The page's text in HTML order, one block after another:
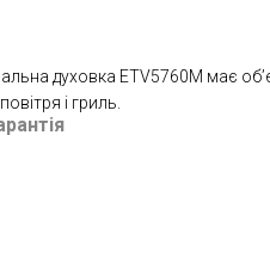
духовка ETV5760M має
і гриль.